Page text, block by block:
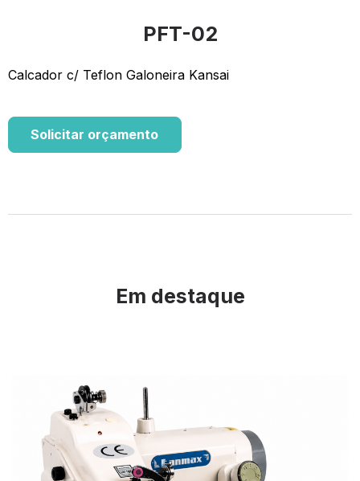
PFT-02
Calcador c/ Teflon Galoneira Kansai
Solicitar orçamento
Em destaque